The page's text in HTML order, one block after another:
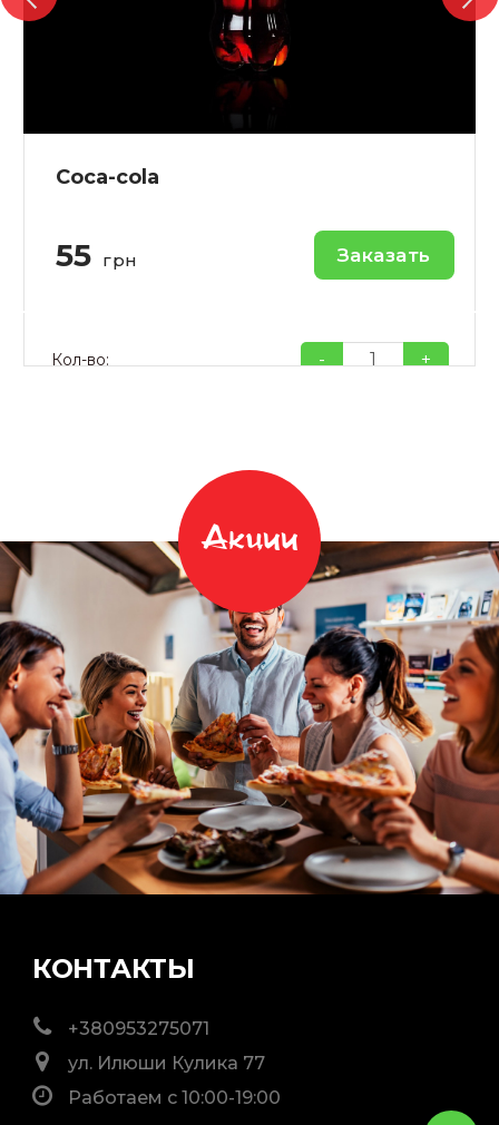
Coca-cola
55 грн Заказать
Кол-во: - +
Акции
КОНТАКТЫ
+380953275071
ул. Илюши Кулика 77
Работаем с 10:00-19:00